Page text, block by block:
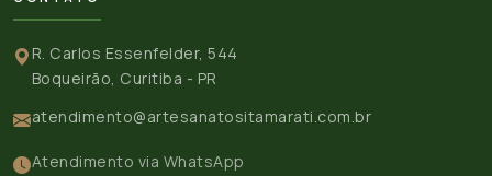
R. Carlos Essenfelder, 544
Boqueirão, Curitiba - PR
atendimento@artesanatositamarati.com.br
Atendimento via WhatsApp